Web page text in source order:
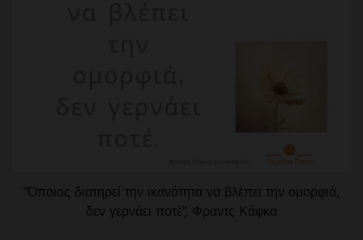
"Όποιος διατηρεί την ικανότητα να βλέπει την ομορφιά,
δεν γερνάει ποτέ", Φραντς Κάφκα